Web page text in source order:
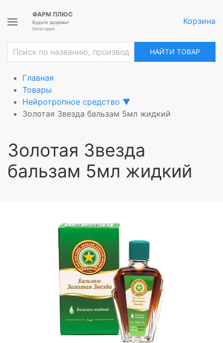
ФАРМ ПЛЮС
Будьте здоровы!
Евпатория
Корзина
НАЙТИ ТОВАР
Главная
Товары
Нейротропное средство ▼
Золотая Звезда бальзам 5мл жидкий
Золотая Звезда
бальзам 5мл жидкий